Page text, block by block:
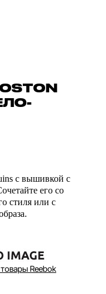
с вышивкой с
его со
стиля или с
Reebok